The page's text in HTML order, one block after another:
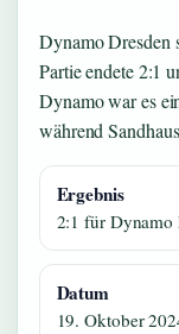
Dynamo Dresden
Partie endete 2:1
Dynamo war es
während
Ergebnis
2:1 für Dynamo
Datum
19. Oktober